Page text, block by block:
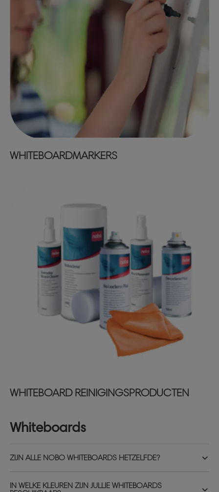
WHITEBOARDMARKERS
WHITEBOARD REINIGINGSPRODUCTEN
Whiteboards
ZIJN ALLE NOBO WHITEBOARDS HETZELFDE?
IN WELKE KLEUREN ZIJN JULLIE WHITEBOARDS